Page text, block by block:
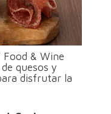
Food & Wine
quesos y
disfrutar la